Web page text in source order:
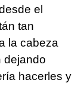
el
tan
la cabeza
dejando
hacerles y